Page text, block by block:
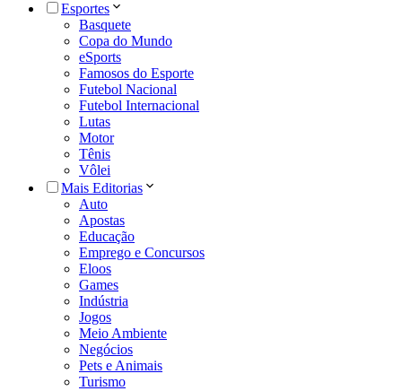
Esportes
Basquete
Copa do Mundo
eSports
Famosos do Esporte
Futebol Nacional
Futebol Internacional
Lutas
Motor
Tênis
Vôlei
Mais Editorias
Auto
Apostas
Educação
Emprego e Concursos
Eloos
Games
Indústria
Jogos
Meio Ambiente
Negócios
Pets e Animais
Turismo